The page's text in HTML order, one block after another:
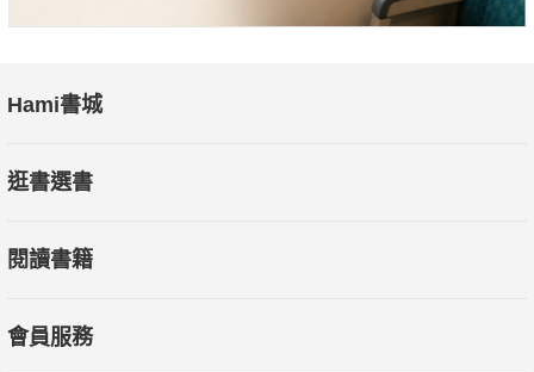
Hami書城
逛書選書
閱讀書籍
會員服務